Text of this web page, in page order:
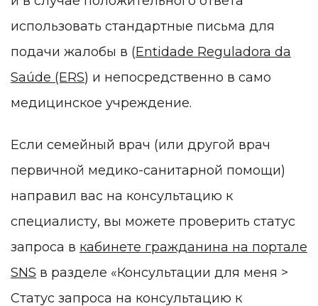
использовать стандартные письма для
подачи жалобы в (Entidade Reguladora da
Saúde (ERS) и непосредственно в само
медицинское учреждение.
Если семейный врач (или другой врач
первичной медико-санитарной помощи)
направил вас на консультацию к
специалисту, вы можете проверить статус
запроса в кабинете гражданина на портале
SNS в разделе «Консультации для меня >
Статус запроса на консультацию к